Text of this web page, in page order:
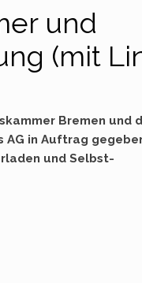
und
(mit
Bremen und
AG in Auftrag
und Selbst-